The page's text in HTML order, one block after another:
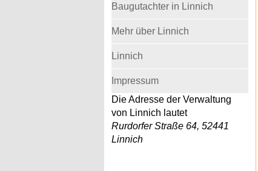
Baugutachter in Linnich
Mehr über Linnich
Linnich
Impressum
Die Adresse der Verwaltung
von Linnich lautet
Rurdorfer Straße 64, 52441
Linnich